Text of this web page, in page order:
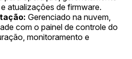
atualizações de firmware.
Gerenciado na nuvem,
com o painel de controle do
monitoramento e